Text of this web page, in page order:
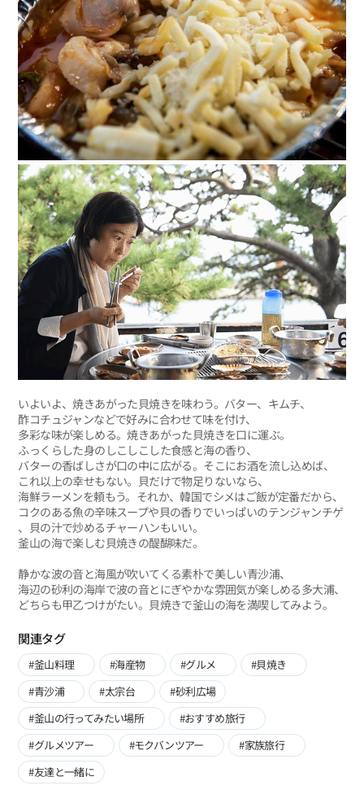
いよいよ、焼きあがった貝焼きを味わう。バター、キムチ、
酢コチュジャンなどで好みに合わせて味を付け、
多彩な味が楽しめる。焼きあがった貝焼きを口に運ぶ。
ふっくらした身のしこしこした食感と海の香り、
バターの香ばしさが口の中に広がる。そこにお酒を流し込めば、
これ以上の幸せもない。貝だけで物足りないなら、
海鮮ラーメンを頼もう。それか、韓国でシメはご飯が定番だから、
コクのある魚の辛味スープや貝の香りでいっぱいのテンジャンチゲ
、貝の汁で炒めるチャーハンもいい。
釜山の海で楽しむ貝焼きの醍醐味だ。
静かな波の音と海風が吹いてくる素朴で美しい青沙浦、
海辺の砂利の海岸で波の音とにぎやかな雰囲気が楽しめる多大浦、
どちらも甲乙つけがたい。貝焼きで釜山の海を満喫してみよう。
関連タグ
#釜山料理 #海産物 #グルメ
#貝焼き
#青沙浦
#太宗台
#砂利広場
#釜山の行ってみたい場所
#おすすめ旅行
#グルメツアー
#モクバンツアー
#家族旅行
#友達と一緒に